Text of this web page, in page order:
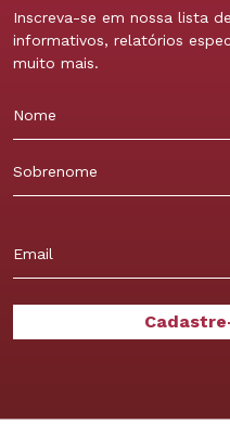
Inscreva-se em nossa lista
informativos, relatórios
muito mais.